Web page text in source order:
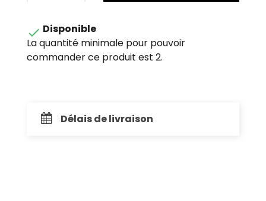
 Disponible
La quantité minimale pour pouvoir
commander ce produit est 2.
Délais de livraison